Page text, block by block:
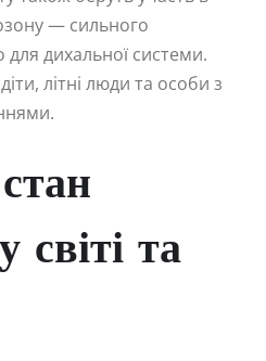
— сильного
дихальної системи.
літні люди та особи з
світі та